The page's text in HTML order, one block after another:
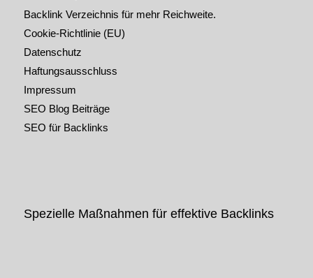
Backlink Verzeichnis für mehr Reichweite.
Cookie-Richtlinie (EU)
Datenschutz
Haftungsausschluss
Impressum
SEO Blog Beiträge
SEO für Backlinks
Spezielle Maßnahmen für effektive Backlinks